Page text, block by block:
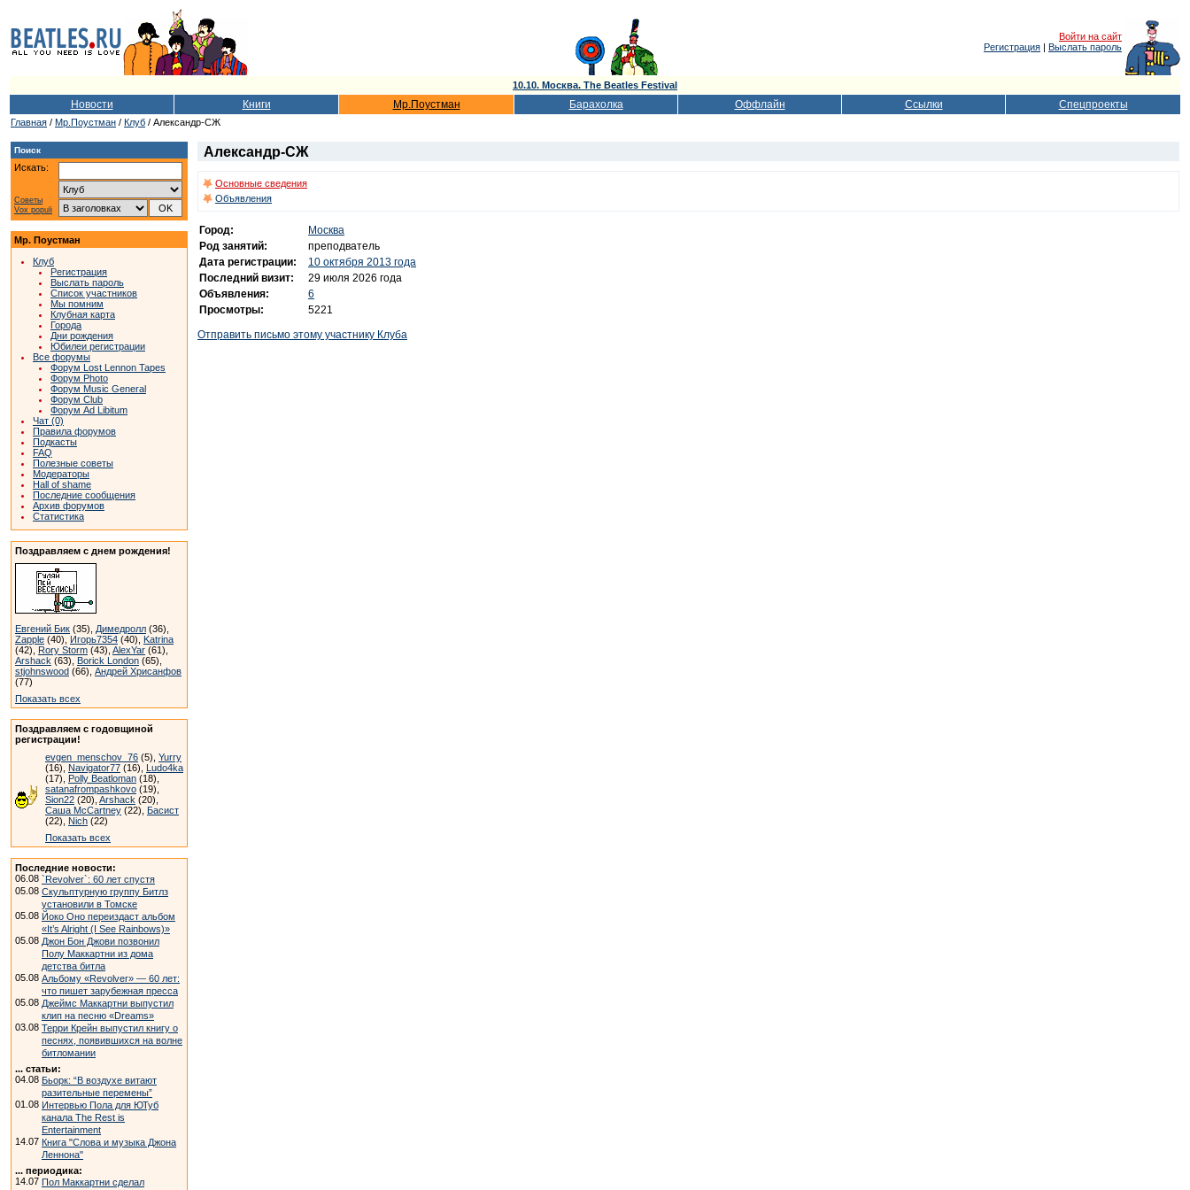
Войти на сайт
Регистрация | Выслать пароль
10.10. Москва. The Beatles Festival
Новости Книги Мр.Поустман Барахолка Оффлайн Ссылки Спецпроекты
Главная / Мр.Поустман / Клуб / Александр-СЖ
Поиск
Искать:
Советы
Vox populi
Мр. Поустман
Клуб
Регистрация
Выслать пароль
Список участников
Мы помним
Клубная карта
Города
Дни рождения
Юбилеи регистрации
Все форумы
Форум Lost Lennon Tapes
Форум Photo
Форум Music General
Форум Club
Форум Ad Libitum
Чат (0)
Правила форумов
Подкасты
FAQ
Полезные советы
Модераторы
Hall of shame
Последние сообщения
Архив форумов
Статистика
Поздравляем с днем рождения!
Евгений Бик (35), Димедролл (36),
Zapple (40), Игорь7354 (40), Katrina
(42), Rory Storm (43), AlexYar (61),
Arshack (63), Borick London (65),
stjohnswood (66), Андрей Хрисанфов
(77)
Показать всех
Поздравляем с годовщиной
регистрации!
evgen_menschov_76 (5), Yurry
(16), Navigator77 (16), Ludo4ka
(17), Polly Beatloman (18),
satanafrompashkovo (19),
Sion22 (20), Arshack (20),
Саша McCartney (22), Басист
(22), Nich (22)
Показать всех
Последние новости:
06.08 `Revolver`: 60 лет спустя
05.08 Скульптурную группу Битлз
установили в Томске
05.08 Йоко Оно переиздаст альбом
«It’s Alright (I See Rainbows)»
05.08 Джон Бон Джови позвонил
Полу Маккартни из дома
детства битла
05.08 Альбому «Revolver» — 60 лет:
что пишет зарубежная пресса
05.08 Джеймс Маккартни выпустил
клип на песню «Dreams»
03.08 Терри Крейн выпустил книгу о
песнях, появившихся на волне
битломании
... статьи:
04.08 Бьорк: “В воздухе витают
разительные перемены”
01.08 Интервью Пола для ЮТуб
канала The Rest is
Entertainment
14.07 Книга "Слова и музыка Джона
Леннона"
... периодика:
14.07 Пол Маккартни сделал
Александр-СЖ
Основные сведения
Объявления
Город:
Москва
Род занятий:
преподватель
Дата регистрации:
10 октября 2013 года
Последний визит:
29 июля 2026 года
Объявления:
6
Просмотры:
5221
Отправить письмо этому участнику Клуба